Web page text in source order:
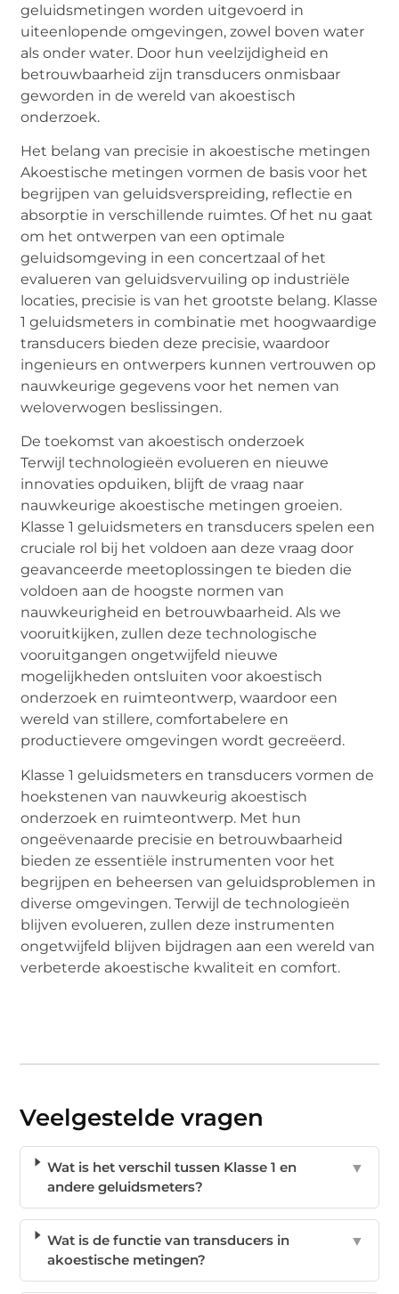
geluidsmetingen worden uitgevoerd in
uiteenlopende omgevingen, zowel boven water
als onder water. Door hun veelzijdigheid en
betrouwbaarheid zijn transducers onmisbaar
geworden in de wereld van akoestisch
onderzoek.
Het belang van precisie in akoestische metingen
Akoestische metingen vormen de basis voor het
begrijpen van geluidsverspreiding, reflectie en
absorptie in verschillende ruimtes. Of het nu gaat
om het ontwerpen van een optimale
geluidsomgeving in een concertzaal of het
evalueren van geluidsvervuiling op industriële
locaties, precisie is van het grootste belang. Klasse
1 geluidsmeters in combinatie met hoogwaardige
transducers bieden deze precisie, waardoor
ingenieurs en ontwerpers kunnen vertrouwen op
nauwkeurige gegevens voor het nemen van
weloverwogen beslissingen.
Detoekomst van akoestischonderzoek
Terwijl technologieën evolueren en nieuwe
innovaties opduiken, blijft de vraag naar
nauwkeurige akoestische metingen groeien.
Klasse 1 geluidsmeters en transducers spelen een
cruciale rol bij het voldoen aan deze vraag door
geavanceerde meetoplossingen te bieden die
voldoen aan de hoogste normen van
nauwkeurigheid en betrouwbaarheid. Als we
vooruitkijken, zullen deze technologische
vooruitgangen ongetwijfeld nieuwe
mogelijkheden ontsluiten voor akoestisch
onderzoek en ruimteontwerp, waardoor een
wereld van stillere, comfortabelere en
productievere omgevingen wordt gecreëerd.
Klasse 1 geluidsmeters en transducers vormen de
hoekstenen van nauwkeurig akoestisch
onderzoek en ruimteontwerp. Met hun
ongeëvenaarde precisie en betrouwbaarheid
bieden ze essentiële instrumenten voor het
begrijpen en beheersen van geluidsproblemen in
diverse omgevingen. Terwijl de technologieën
blijven evolueren, zullen deze instrumenten
ongetwijfeld blijven bijdragen aan een wereld van
verbeterde akoestische kwaliteit en comfort.
Veelgestelde vragen
Wat is het verschil tussen Klasse 1 en
andere geluidsmeters?
▼
Wat is de functie van transducers in
akoestische metingen?
▼